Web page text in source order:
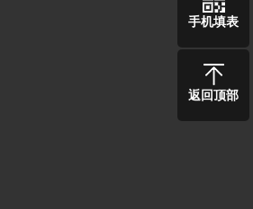
手机填表
返回顶部